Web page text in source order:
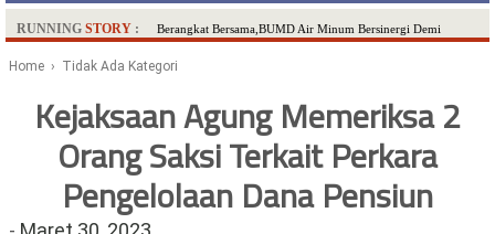
RUNNING STORY : Berangkat Bersama,BUMD Air Minum Bersinergi Demi
Ditangkap di Kediri,Satu Buron
SDN Sumberejo 02 Kota Batu Kembangkan Program Inovasi
Literasi Melalui LASKAR JODA, Usung Filosofi Gelar Sehelai
Tikar
Home › Tidak Ada Kategori
Kejaksaan Agung Memeriksa 2
Orang Saksi Terkait Perkara
Pengelolaan Dana Pensiun